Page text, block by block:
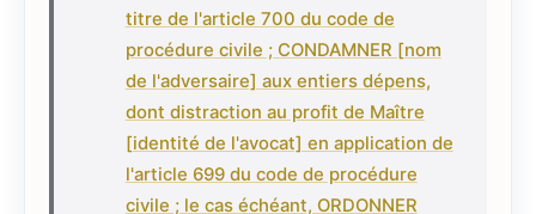
titre de l'article 700 du code de
procédure civile ; CONDAMNER [nom
de l'adversaire] aux entiers dépens,
dont distraction au profit de Maître
[identité de l'avocat] en application de
l'article 699 du code de procédure
civile ; le cas échéant, ORDONNER